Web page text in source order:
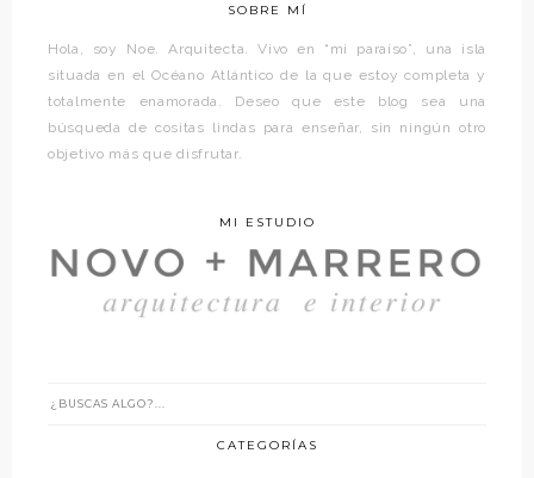
SOBRE MÍ
Hola, soy Noe. Arquitecta. Vivo en “mi paraíso”, una isla
situada en el Océano Atlántico de la que estoy completa y
totalmente enamorada. Deseo que este blog sea una
búsqueda de cositas lindas para enseñar, sin ningún otro
objetivo más que disfrutar.
MI ESTUDIO
CATEGORÍAS